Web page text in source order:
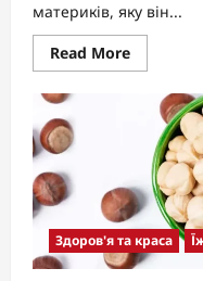
материків, яку він...
Read MoreRead
more
Автор
гіпотези
дрейфу
Альфред
Вегенер
Здоров'я та краса